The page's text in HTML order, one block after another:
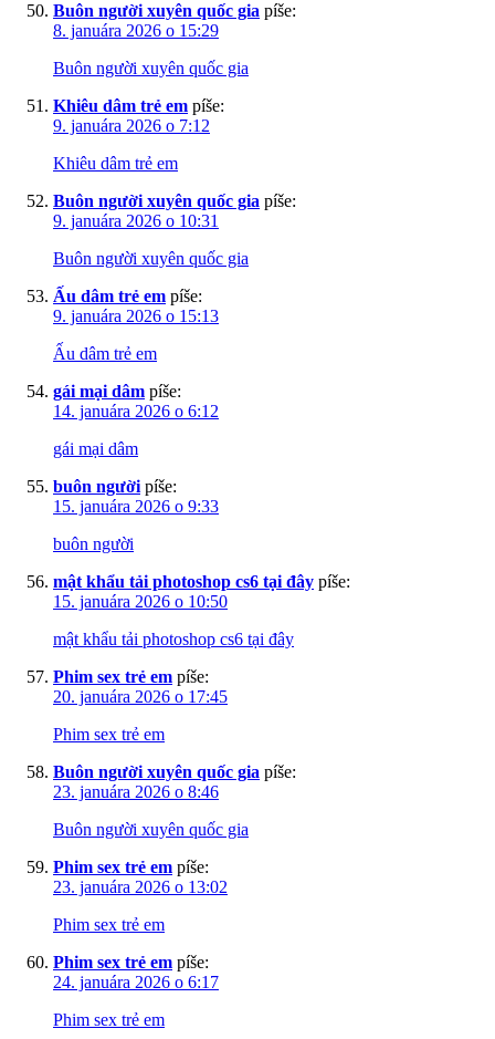
Buôn người xuyên quốc gia píše:
8. januára 2026 o 15:29
Buôn người xuyên quốc gia
Khiêu dâm trẻ em píše:
9. januára 2026 o 7:12
Khiêu dâm trẻ em
Buôn người xuyên quốc gia píše:
9. januára 2026 o 10:31
Buôn người xuyên quốc gia
Ấu dâm trẻ em píše:
9. januára 2026 o 15:13
Ấu dâm trẻ em
gái mại dâm píše:
14. januára 2026 o 6:12
gái mại dâm
buôn người píše:
15. januára 2026 o 9:33
buôn người
mật khẩu tải photoshop cs6 tại đây píše:
15. januára 2026 o 10:50
mật khẩu tải photoshop cs6 tại đây
Phim sex trẻ em píše:
20. januára 2026 o 17:45
Phim sex trẻ em
Buôn người xuyên quốc gia píše:
23. januára 2026 o 8:46
Buôn người xuyên quốc gia
Phim sex trẻ em píše:
23. januára 2026 o 13:02
Phim sex trẻ em
Phim sex trẻ em píše:
24. januára 2026 o 6:17
Phim sex trẻ em